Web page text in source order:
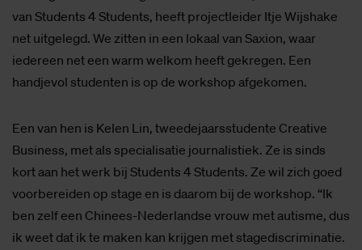
van Students 4 Students, heeft projectleider Itje Wijshake
net uitgelegd. We zitten in een lokaal van Saxion, waar
iedereen net een warm welkom heeft gekregen. Een
handjevol studenten is op de workshop afgekomen.
Een van hen is Kelen Lin, tweedejaarsstudente Creative
Business, met als specialisatie journalistiek. Ze is sinds
kort aan het werk bij Students 4 Students. Ze wil zich goed
voorbereiden op stage en is daarom bij de workshop. “Ik
ben zelf een Chinees-Nederlandse vrouw met autisme, dus
ik weet dat ik te maken kan krijgen met stagediscriminatie.